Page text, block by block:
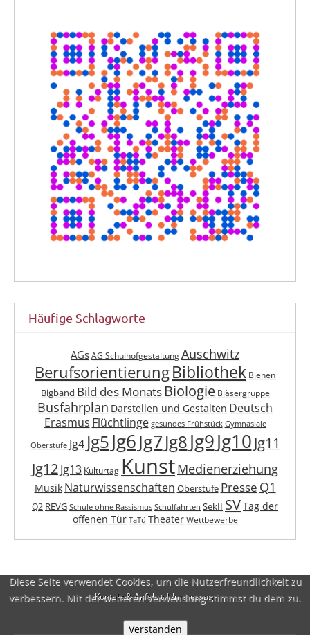
Häufige Schlagworte
AGs AG Schulhofgestaltung Auschwitz
BerufsorientierungBibliothek Bienen
Bigband Bild des Monats Biologie Bläsergruppe
Busfahrplan Darstellen und Gestalten Deutsch
Erasmus Flüchtlinge gesundes Frühstück Gymnasiale
Oberstufe Jg4 Jg5Jg6Jg7Jg8Jg9Jg10Jg11
Jg12Jg13 Kulturtag KunstMedienerziehung
Musik Naturwissenschaften Oberstufe Presse Q1
Q2 REVG Schule ohne Rassismus Schulfahrten SekII SVTag der
offenen Tür TaTü Theater Wettbewerbe
Kontakt & Anfahrt|Impressum
Diese Seite verwendet Cookies, um die Nutzerfreundlichkeit zu
verbessern. Mit der weiteren Verwendung stimmst du dem zu.
Verstanden